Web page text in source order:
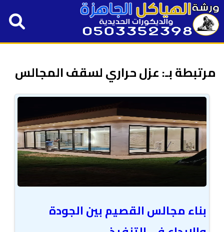
مرتبطة بـ: عزل حراري لسقف المجالس
بناء مجالس القصيم بين الجودة